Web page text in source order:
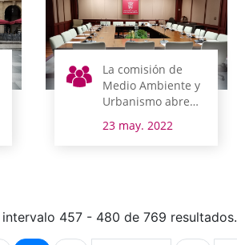
La comisión de
Medio Ambiente y
Urbanismo abre
semana en el
23 may. 2022
457 - 480 de 769 resultados.